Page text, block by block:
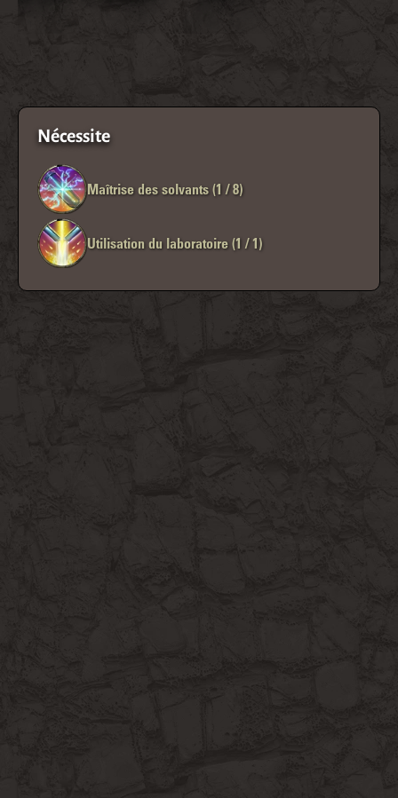
Nécessite
Maîtrise des solvants (1 / 8)
Utilisation du laboratoire (1 / 1)